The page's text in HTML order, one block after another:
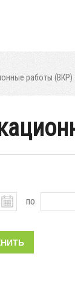
работы (ВКР)
по